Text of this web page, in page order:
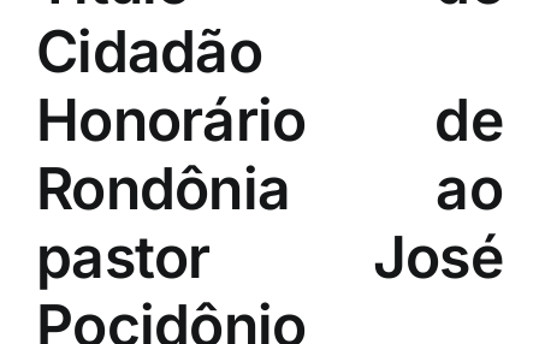
Cidadão
Honorário de
Rondônia ao
pastor José
Pocidônio